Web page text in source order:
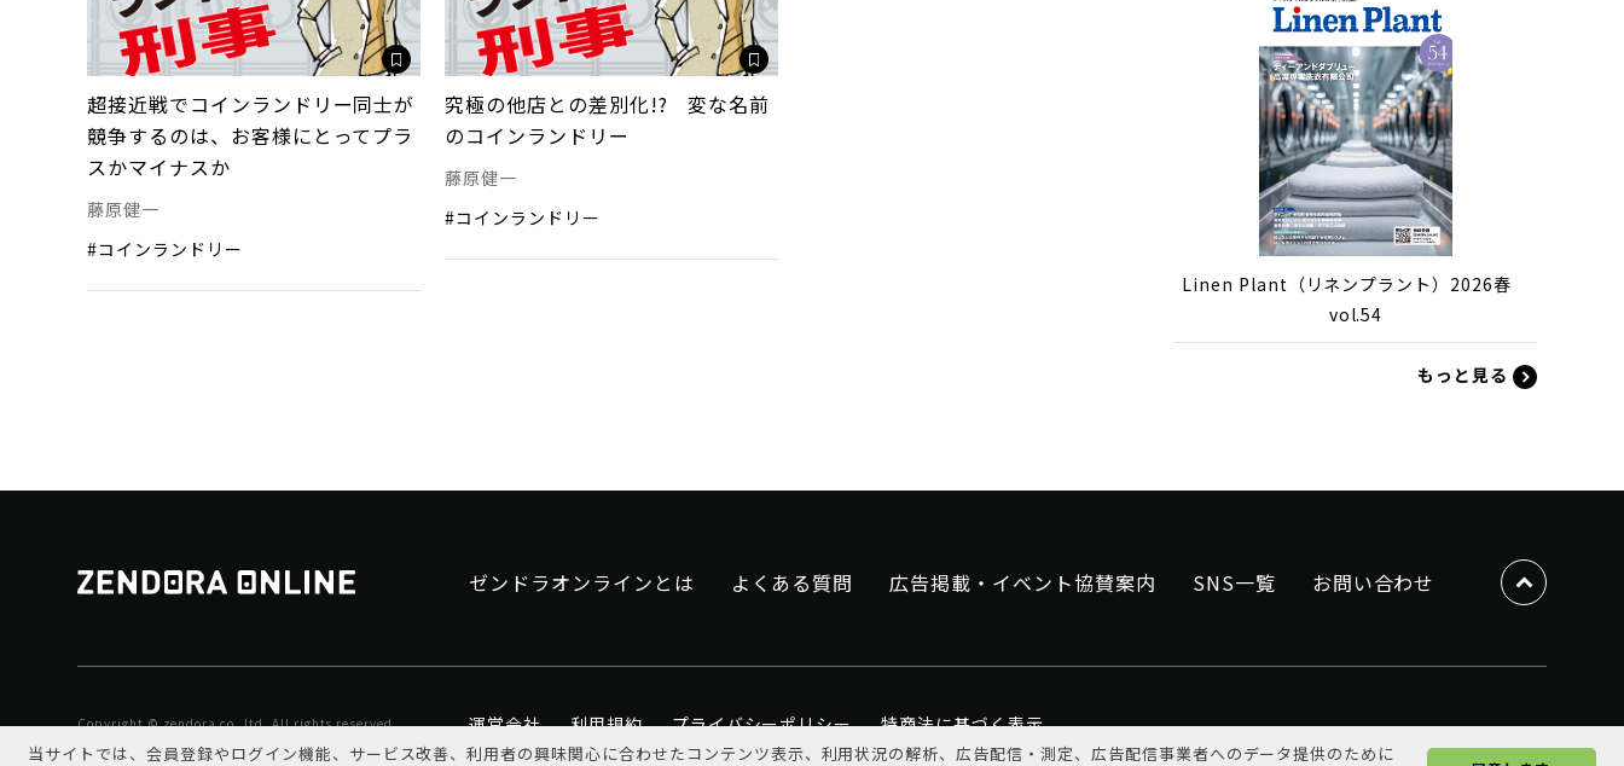
当サイトでは、会員登録やログイン機能、サービス改善、利用者の興味関心に合わせたコンテンツ表示、利用状況の解析、広告配信・測定、広告配信事業者へのデータ提供のために
超接近戦でコインランドリー同士が
競争するのは、お客様にとってプラ
スかマイナスか
藤原健一
#コインランドリー
究極の他店との差別化!? 変な名前
のコインランドリー
藤原健一
#コインランドリー
Linen Plant（リネンプラント）2026春
vol.54
もっと見る
ゼンドラオンラインとは よくある質問 広告掲載・イベント協賛案内 SNS一覧 お問い合わせ
Copyright © zendora co.,ltd. All rights reserved 運営会社 利用規約 プライバシーポリシー 特商法に基づく表示